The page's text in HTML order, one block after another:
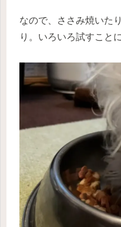
なので、ささみ焼いた
り。いろいろ試すこと